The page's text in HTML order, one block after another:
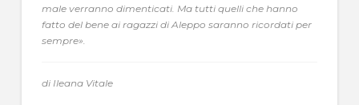
male verranno dimenticati. Ma tutti quelli che hanno
fatto del bene ai ragazzi di Aleppo saranno ricordati per
sempre».
di Ileana Vitale